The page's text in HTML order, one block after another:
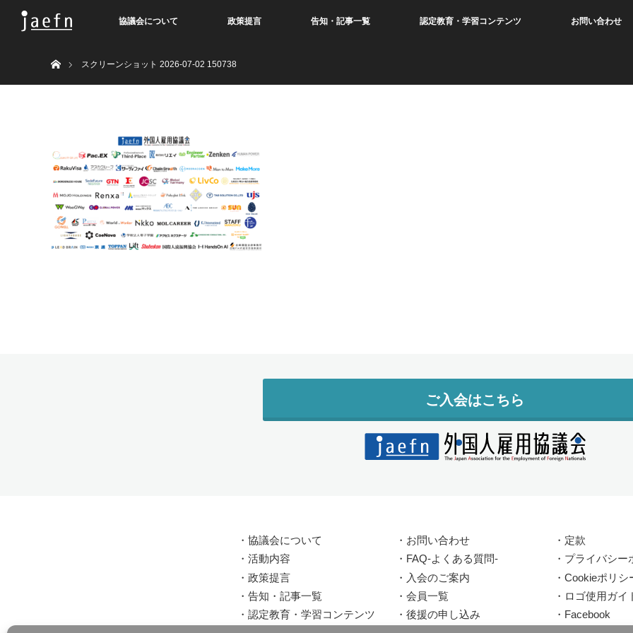
協議会について 政策提言 告知・記事一覧 認定教育・学習コンテンツ お問い合わせ
スクリーンショット 2026-07-02 150738
ご入会はこちら
・ 協議会について
・ 活動内容
・ 政策提言
・ 告知・記事一覧
・ 認定教育・学習コンテンツ
・ お問い合わせ
・ FAQ-よくある質問-
・ 入会のご案内
・ 会員一覧
・ 後援の申し込み
・ 定款
・ プライバシー
・ Cookieポリシ
・ ロゴ使用ガイ
・ Facebook